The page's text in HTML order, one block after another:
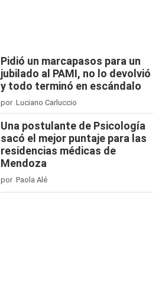
Pidió un marcapasos para un
jubilado al PAMI, no lo devolvió
y todo terminó en escándalo
por Luciano Carluccio
Una postulante de Psicología
sacó el mejor puntaje para las
residencias médicas de
Mendoza
por Paola Alé